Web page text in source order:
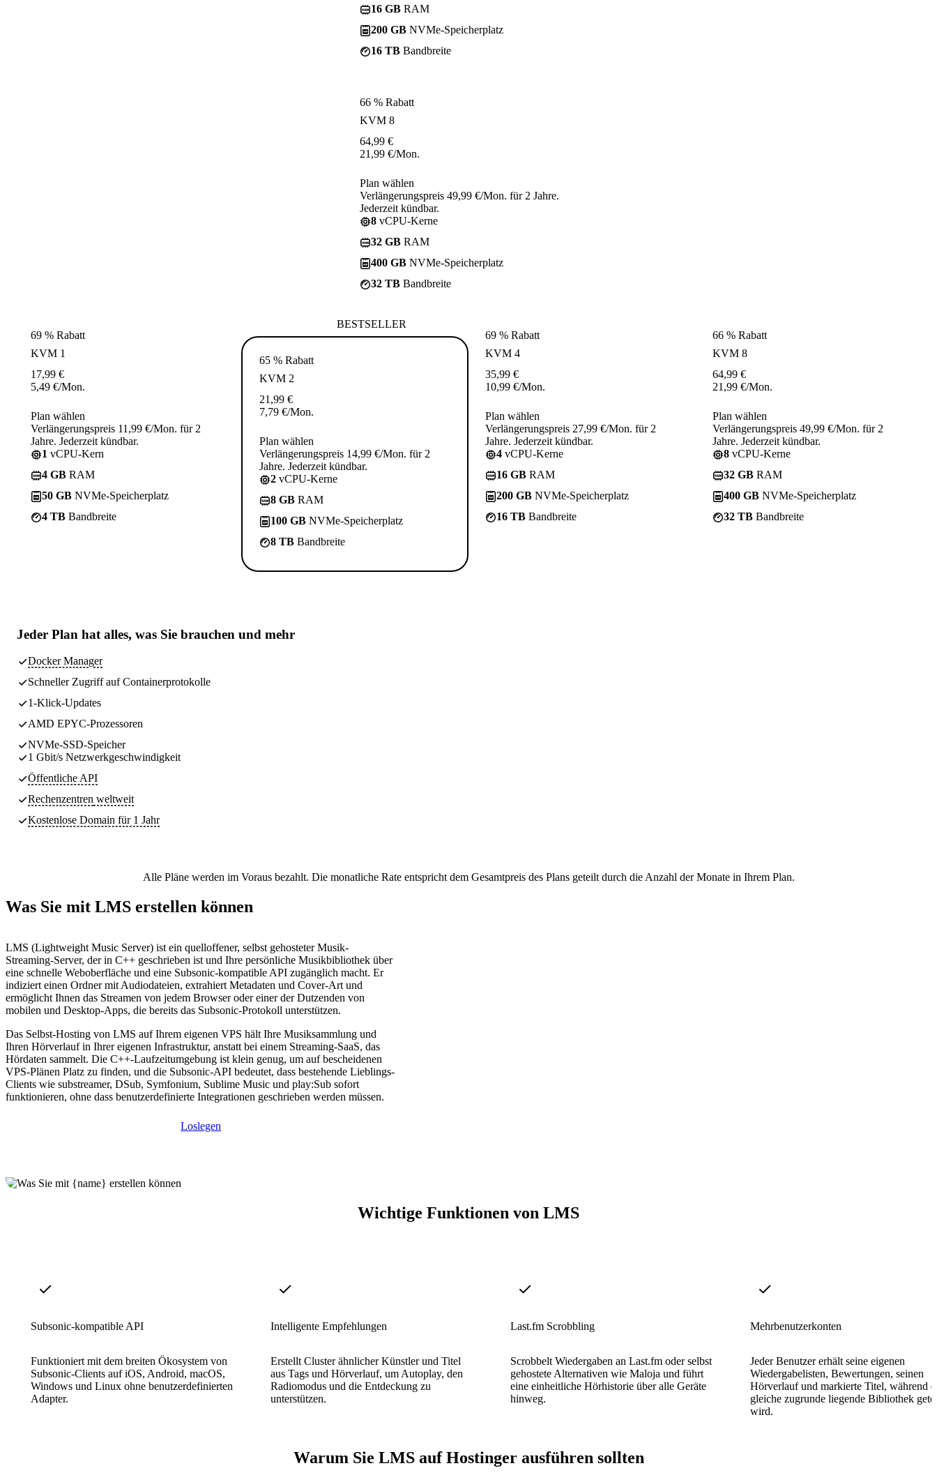
16 GB RAM
200 GB NVMe-Speicherplatz
16 TB Bandbreite
66 % Rabatt
KVM 8
64,99 €
21,99 €/Mon.
Plan wählen
Verlängerungspreis 49,99 €/Mon. für 2 Jahre.
Jederzeit kündbar.
8 vCPU-Kerne
32 GB RAM
400 GB NVMe-Speicherplatz
32 TB Bandbreite
69 % Rabatt
KVM 1
17,99 €
5,49 €/Mon.
Plan wählen
Verlängerungspreis 11,99 €/Mon. für 2
Jahre. Jederzeit kündbar.
1 vCPU-Kern
4 GB RAM
50 GB NVMe-Speicherplatz
4 TB Bandbreite
BESTSELLER
65 % Rabatt
KVM 2
21,99 €
7,79 €/Mon.
Plan wählen
Verlängerungspreis 14,99 €/Mon. für 2
Jahre. Jederzeit kündbar.
2 vCPU-Kerne
8 GB RAM
100 GB NVMe-Speicherplatz
8 TB Bandbreite
69 % Rabatt
KVM 4
35,99 €
10,99 €/Mon.
Plan wählen
Verlängerungspreis 27,99 €/Mon. für 2
Jahre. Jederzeit kündbar.
4 vCPU-Kerne
16 GB RAM
200 GB NVMe-Speicherplatz
16 TB Bandbreite
66 % Rabatt
KVM 8
64,99 €
21,99 €/Mon.
Plan wählen
Verlängerungspreis 49,99 €/Mon. für 2
Jahre. Jederzeit kündbar.
8 vCPU-Kerne
32 GB RAM
400 GB NVMe-Speicherplatz
32 TB Bandbreite
Jeder Plan hat alles, was Sie brauchen und mehr
Docker Manager
Schneller Zugriff auf Containerprotokolle
1-Klick-Updates
AMD EPYC-Prozessoren
NVMe-SSD-Speicher
1 Gbit/s Netzwerkgeschwindigkeit
Öffentliche API
Rechenzentren weltweit
Kostenlose Domain für 1 Jahr
Alle Pläne werden im Voraus bezahlt. Die monatliche Rate entspricht dem Gesamtpreis des Plans geteilt durch die Anzahl der Monate in Ihrem Plan.
Was Sie mit LMS erstellen können
LMS (Lightweight Music Server) ist ein quelloffener, selbst gehosteter Musik-
Streaming-Server, der in C++ geschrieben ist und Ihre persönliche Musikbibliothek über
eine schnelle Weboberfläche und eine Subsonic-kompatible API zugänglich macht. Er
indiziert einen Ordner mit Audiodateien, extrahiert Metadaten und Cover-Art und
ermöglicht Ihnen das Streamen von jedem Browser oder einer der Dutzenden von
mobilen und Desktop-Apps, die bereits das Subsonic-Protokoll unterstützen.
Das Selbst-Hosting von LMS auf Ihrem eigenen VPS hält Ihre Musiksammlung und
Ihren Hörverlauf in Ihrer eigenen Infrastruktur, anstatt bei einem Streaming-SaaS, das
Hördaten sammelt. Die C++-Laufzeitumgebung ist klein genug, um auf bescheidenen
VPS-Plänen Platz zu finden, und die Subsonic-API bedeutet, dass bestehende Lieblings-
Clients wie substreamer, DSub, Symfonium, Sublime Music und play:Sub sofort
funktionieren, ohne dass benutzerdefinierte Integrationen geschrieben werden müssen.
Loslegen
Wichtige Funktionen von LMS
Subsonic-kompatible API
Funktioniert mit dem breiten Ökosystem von
Subsonic-Clients auf iOS, Android, macOS,
Windows und Linux ohne benutzerdefinierten
Adapter.
Intelligente Empfehlungen
Erstellt Cluster ähnlicher Künstler und Titel
aus Tags und Hörverlauf, um Autoplay, den
Radiomodus und die Entdeckung zu
unterstützen.
Last.fm Scrobbling
Scrobbelt Wiedergaben an Last.fm oder selbst
gehostete Alternativen wie Maloja und führt
eine einheitliche Hörhistorie über alle Geräte
hinweg.
Mehrbenutzerkonten
Jeder Benutzer erhält seine eigenen
Wiedergabelisten, Bewertungen, seinen
Hörverlauf und markierte Titel, während
gleiche zugrunde liegende Bibliothek
wird.
Warum Sie LMS auf Hostinger ausführen sollten